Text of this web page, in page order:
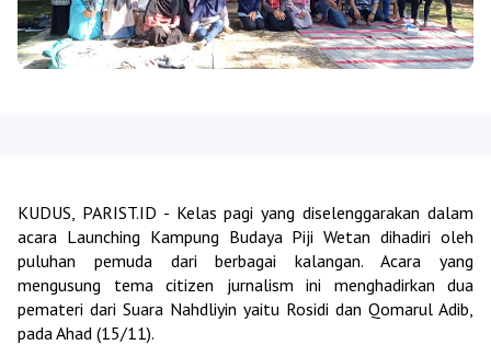
KUDUS, PARIST.ID - Kelas pagi yang diselenggarakan dalam
acara Launching Kampung Budaya Piji Wetan dihadiri oleh
puluhan pemuda dari berbagai kalangan. Acara yang
mengusung tema citizen jurnalism ini menghadirkan dua
pemateri dari Suara Nahdliyin yaitu Rosidi dan Qomarul Adib,
pada Ahad (15/11).